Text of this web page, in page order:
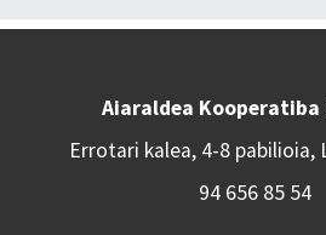
Aiaraldea Kooperatiba
Errotari kalea, 4-8 pabilioia,
94 656 85 54